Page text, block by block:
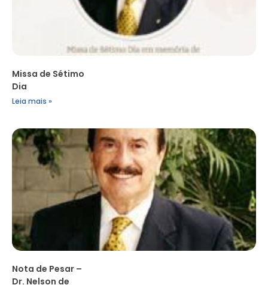
Missa de Sétimo
Dia
Leia mais »
Nota de Pesar –
Dr. Nelson de